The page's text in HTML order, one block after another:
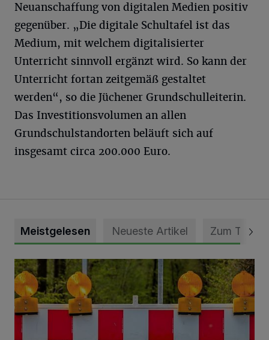
Neuanschaffung von digitalen Medien positiv
gegenüber. „Die digitale Schultafel ist das
Medium, mit welchem digitalisierter
Unterricht sinnvoll ergänzt wird. So kann der
Unterricht fortan zeitgemäß gestaltet
werden“, so die Jüchener Grundschulleiterin.
Das Investitionsvolumen an allen
Grundschulstandorten beläuft sich auf
insgesamt circa 200.000 Euro.
Meistgelesen Neueste Artikel Zum Thema
Vollsperrung der Talstraße in Grevenbroich-Kapellen